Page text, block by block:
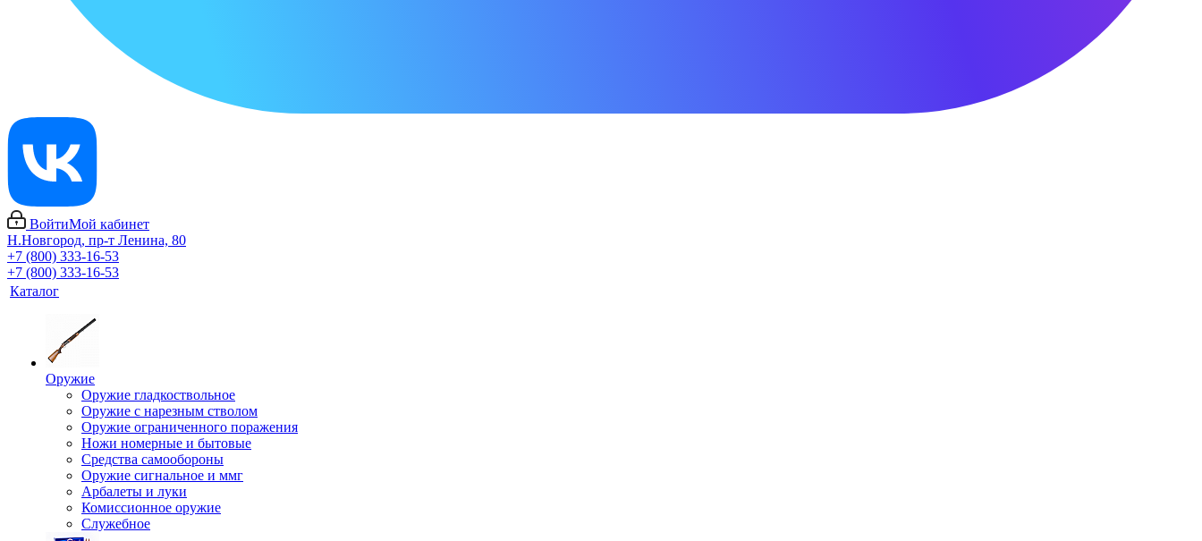
ВойтиМой кабинет
Н.Новгород, пр-т Ленина, 80
+7 (800) 333-16-53
+7 (800) 333-16-53
Каталог
Оружие
Оружие гладкоствольное
Оружие с нарезным стволом
Оружие ограниченного поражения
Ножи номерные и бытовые
Средства самообороны
Оружие сигнальное и ммг
Арбалеты и луки
Комиссионное оружие
Служебное